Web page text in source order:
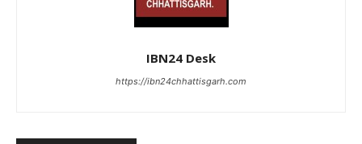
IBN24 Desk
https://ibn24chhattisgarh.com